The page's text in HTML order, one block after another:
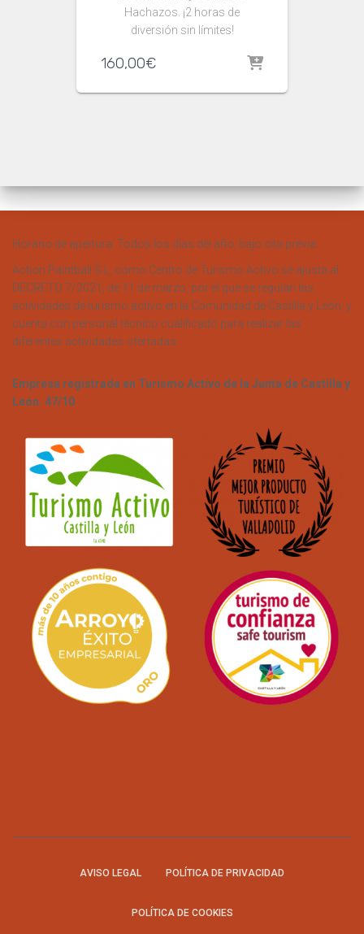
Hachazos. ¡2 horas de
diversión sin límites!
160,00€
Horario de apertura: Todos los días del año, bajo cita previa.
Action Paintball S.L, como Centro de Turismo Activo se ajusta al
DECRETO 7/2021, de 11 de marzo, por el que se regulan las
actividades de turismo activo en la Comunidad de Castilla y León, y
cuenta con personal técnico cualificado para realizar las
diferentes actividades ofertadas.
Empresa registrada en Turismo Activo de la Junta de Castilla y
León. 47/10
AVISO LEGAL POLÍTICA DE PRIVACIDAD
POLÍTICA DE COOKIES